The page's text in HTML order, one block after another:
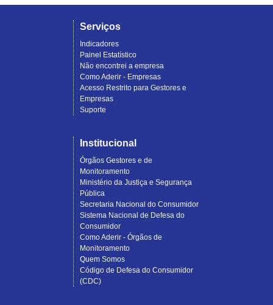
Serviços
Indicadores
Painel Estatístico
Não encontrei a empresa
Como Aderir - Empresas
Acesso Restrito para Gestores e
Empresas
Suporte
Institucional
Órgãos Gestores e de
Monitoramento
Ministério da Justiça e Segurança
Pública
Secretaria Nacional do Consumidor
Sistema Nacional de Defesa do
Consumidor
Como Aderir - Órgãos de
Monitoramento
Quem Somos
Código de Defesa do Consumidor
(CDC)